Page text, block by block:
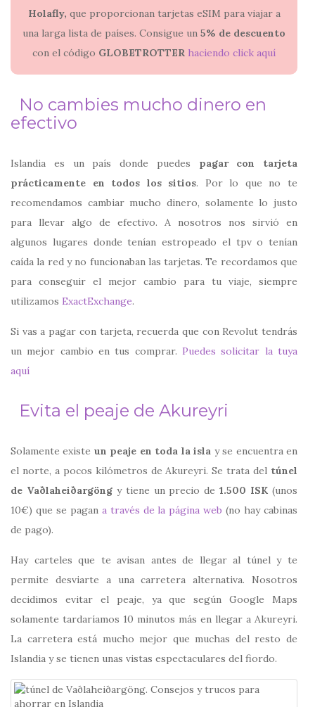
Holafly, que proporcionan tarjetas eSIM para viajar a
una larga lista de países. Consigue un 5% de descuento
con el código GLOBETROTTER haciendo click aquí
No cambies mucho dinero en
efectivo
Islandia es un país donde puedes pagar con tarjeta
prácticamente en todos los sitios. Por lo que no te
recomendamos cambiar mucho dinero, solamente lo justo
para llevar algo de efectivo. A nosotros nos sirvió en
algunos lugares donde tenían estropeado el tpv o tenían
caída la red y no funcionaban las tarjetas. Te recordamos que
para conseguir el mejor cambio para tu viaje, siempre
utilizamos ExactExchange.
Si vas a pagar con tarjeta, recuerda que con Revolut tendrás
un mejor cambio en tus comprar. Puedes solicitar la tuya
aquí
Evita el peaje de Akureyri
Solamente existe un peaje en toda la isla y se encuentra en
el norte, a pocos kilómetros de Akureyri. Se trata del túnel
de Vaðlaheiðargöngy tiene un precio de1.500 ISK (unos
10€) que se pagan a través de la página web (no hay cabinas
de pago).
Hay carteles que te avisan antes de llegar al túnel y te
permite desviarte a una carretera alternativa. Nosotros
decidimos evitar el peaje, ya que según Google Maps
solamente tardaríamos 10 minutos más en llegar a Akureyri.
La carretera está mucho mejor que muchas del resto de
Islandia y se tienen unas vistas espectaculares del fiordo.